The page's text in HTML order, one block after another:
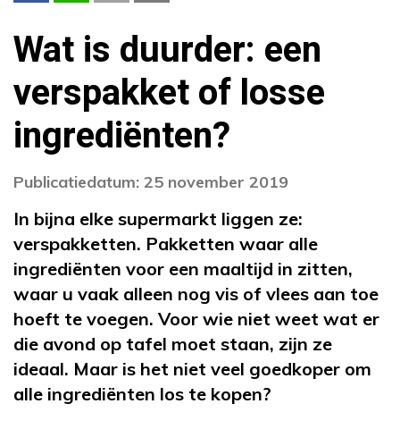
Wat is duurder: een
verspakket of losse
ingrediënten?
Publicatiedatum: 25 november 2019
In bijna elke supermarkt liggen ze:
verspakketten. Pakketten waar alle
ingrediënten voor een maaltijd in zitten,
waar u vaak alleen nog vis of vlees aan toe
hoeft te voegen. Voor wie niet weet wat er
die avond op tafel moet staan, zijn ze
ideaal. Maar is het niet veel goedkoper om
alle ingrediënten los te kopen?